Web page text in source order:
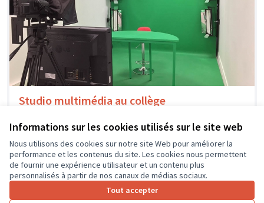
Informations sur les cookies utilisés sur le site web
Nous utilisons des cookies sur notre site Web pour améliorer la
performance et les contenus du site. Les cookies nous permettent
de fournir une expérience utilisateur et un contenu plus
personnalisés à partir de nos canaux de médias sociaux.
Tout accepter
Studio multimédia au collège
de notre fablab afin de créer une web radio et une web...
… 4 5 6